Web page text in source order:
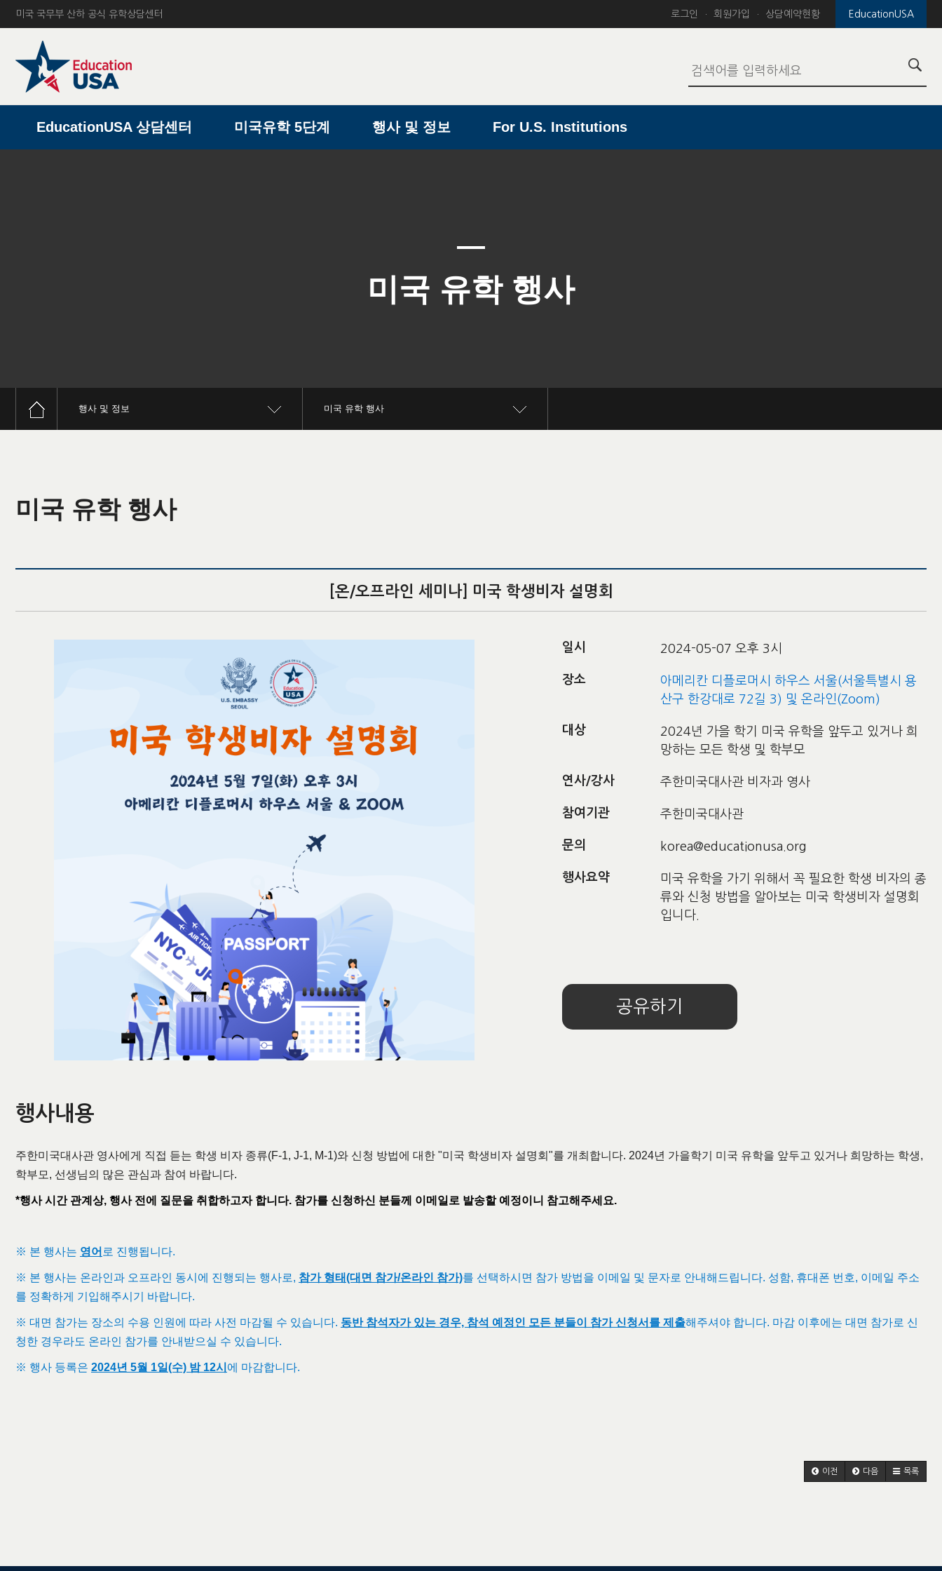
미국 국무부 산하 공식 유학상담센터 EducationUSA
로그인 회원가입 상담예약현황
EducationUSA 상담센터 미국유학 5단계 행사 및 정보 For U.S. Institutions
미국 유학 행사
행사 및 정보 미국 유학 행사
미국 유학 행사
[온/오프라인 세미나] 미국 학생비자 설명회
일시 2024-05-07 오후 3시
장소
아메리칸 디플로머시 하우스 서울(서울특별시 용
산구 한강대로 72길 3) 및 온라인(Zoom)
대상
2024년 가을 학기 미국 유학을 앞두고 있거나 희
망하는 모든 학생 및 학부모
연사/강사 주한미국대사관 비자과 영사
참여기관 주한미국대사관
문의 korea@educationusa.org
행사요약
미국 유학을 가기 위해서 꼭 필요한 학생 비자의 종
류와 신청 방법을 알아보는 미국 학생비자 설명회
입니다.
공유하기
행사내용
주한미국대사관 영사에게 직접 듣는 학생 비자 종류(F-1, J-1, M-1)와 신청 방법에 대한 "미국 학생비자 설명회"를 개최합니다. 2024년 가을학기 미국 유학을 앞두고 있거나 희망하는 학생,
학부모, 선생님의 많은 관심과 참여 바랍니다.
*행사시간 관계상, 행사 전에 질문을 취합하고자 합니다. 참가를 신청하신 분들께 이메일로 발송할 예정이니 참고해주세요.
※ 본 행사는 영어 로 진행됩니다.
※ 본 행사는 온라인과 오프라인 동시에 진행되는 행사로, 참가 형태(대면 참가/온라인 참가)를 선택하시면 참가 방법을 이메일 및 문자로 안내해드립니다. 성함, 휴대폰 번호, 이메일 주소
를 정확하게 기입해주시기 바랍니다.
※ 대면 참가는 장소의 수용 인원에 따라 사전 마감될 수 있습니다. 동반 참석자가 있는 경우, 참석 예정인 모든 분들이 참가 신청서를 제출해주셔야 합니다. 마감 이후에는 대면 참가로 신
청한 경우라도 온라인 참가를 안내받으실 수 있습니다.
※ 행사 등록은 2024년 5월 1일(수) 밤 12시 에 마감합니다.
이전 다음 목록